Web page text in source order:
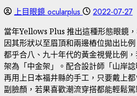
上目眼鏡 ocularplus 2022-07-27
當年Yellows Plus 推出這種形態眼鏡
因其形狀以至眉頂和兩邊樁位拋出比
都乎合八、九十年代的黃金視覺比例
架為「中金架」。配合設計師「山岸
再用上日本福井縣的手工，只要戴上
副臉顏，若果喜歡潮流穿搭都能輕鬆